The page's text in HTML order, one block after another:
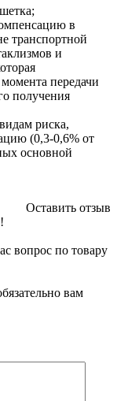
в
транспортной
и
передачи
получения
риска,
(0,3-0,6% от
основной
Оставить отзыв
вопрос по товару
вам